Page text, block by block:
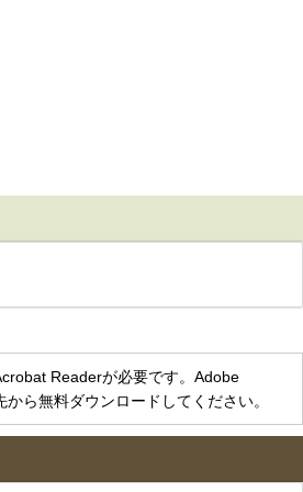
Readerが必要です。Adobe
ら無料ダウンロードしてください。